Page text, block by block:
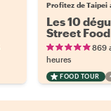
Profitez de
Les 10
Street Food
869
heures
FOOD TOUR